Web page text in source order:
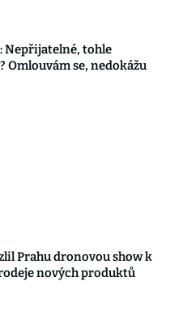
Nepřijatelné, tohle
Omlouvám se, nedokážu
Prahu dronovou show k
nových produktů